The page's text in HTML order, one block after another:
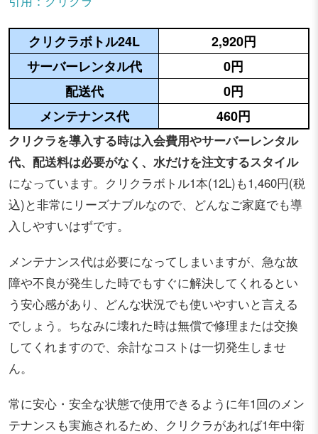
クリクラボトル24L
2,920円
サーバーレンタル代
0円
配送代
0円
メンテナンス代
460円
クリクラを導入する時は入会費用やサーバーレンタル
代、配送料は必要がなく、水だけを注文するスタイル
になっています。クリクラボトル1本(12L)も1,460円(税
込)と非常にリーズナブルなので、どんなご家庭でも導
入しやすいはずです。
メンテナンス代は必要になってしまいますが、急な故
障や不良が発生した時でもすぐに解決してくれるとい
う安心感があり、どんな状況でも使いやすいと言える
でしょう。ちなみに壊れた時は無償で修理または交換
してくれますので、余計なコストは一切発生しませ
ん。
常に安心・安全な状態で使用できるように年1回のメン
テナンスも実施されるため、クリクラがあれば1年中衛